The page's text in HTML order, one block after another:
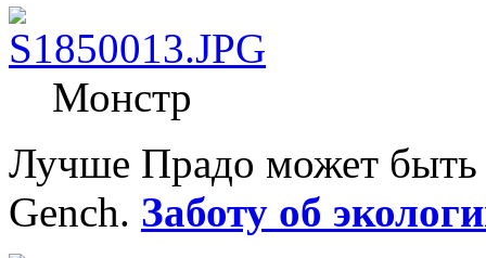
Монстр
Лучше Прадо может
Gench. Заботу об